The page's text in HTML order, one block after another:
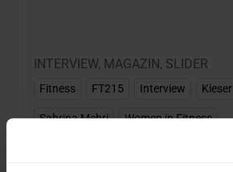
INTERVIEW, MAGAZIN, SLIDER
Fitness FT215 Interview Kieser
Sabrina Mehri , Women in Fitness